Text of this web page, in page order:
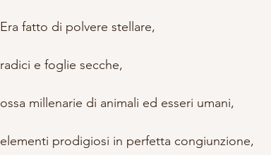
Era fatto di polvere stellare,
radici e foglie secche,
ossa millenarie di animali ed esseri umani,
elementi prodigiosi in perfetta congiunzione,